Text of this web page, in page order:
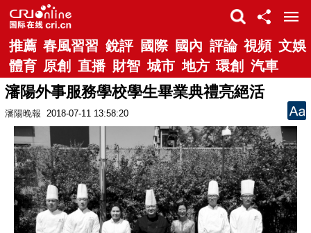
推薦 春風習習 銳評 國際 國內 評論 視頻 文娛
體育 原創 直播 財智 城市 地方 環創 汽車
瀋陽外事服務學校學生畢業典禮亮絕活
瀋陽晚報 2018-07-11 13:58:20